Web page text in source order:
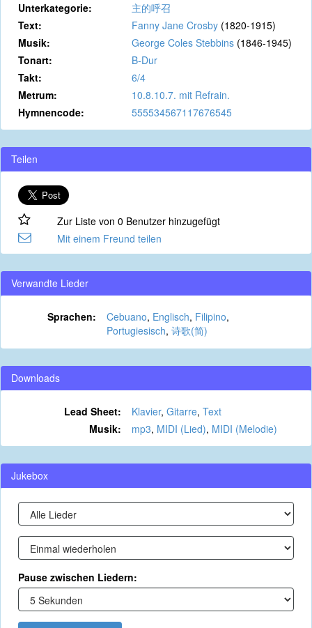
Unterkategorie:
主的呼召
Text:
Fanny Jane Crosby (1820-1915)
Musik:
George Coles Stebbins (1846-1945)
Tonart:
B-Dur
Takt:
6/4
Metrum:
10.8.10.7. mit Refrain.
Hymnencode:
555534567117676545
Teilen
Zur Liste von 0 Benutzer hinzugefügt
Mit einem Freund teilen
Verwandte Lieder
Sprachen: Cebuano, Englisch, Filipino,
Portugiesisch, 诗歌(简)
Downloads
Lead Sheet: Klavier, Gitarre, Text
Musik:
mp3, MIDI (Lied), MIDI (Melodie)
Jukebox
Pause zwischen Liedern: